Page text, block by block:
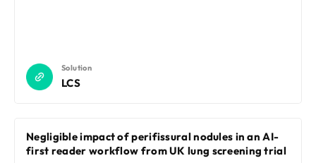
Solution
LCS
Negligible impact of perifissural nodules in an AI-
first reader workflow from UK lung screening trial